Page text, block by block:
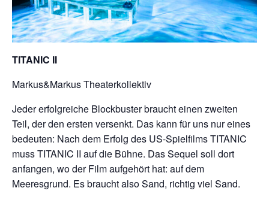
TITANIC II
Markus&Markus Theaterkollektiv
Jeder erfolgreiche Blockbuster braucht einen zweiten
Teil, der den ersten versenkt. Das kann für uns nur eines
bedeuten: Nach dem Erfolg des US-Spielfilms TITANIC
muss TITANIC II auf die Bühne. Das Sequel soll dort
anfangen, wo der Film aufgehört hat: auf dem
Meeresgrund. Es braucht also Sand, richtig viel Sand.